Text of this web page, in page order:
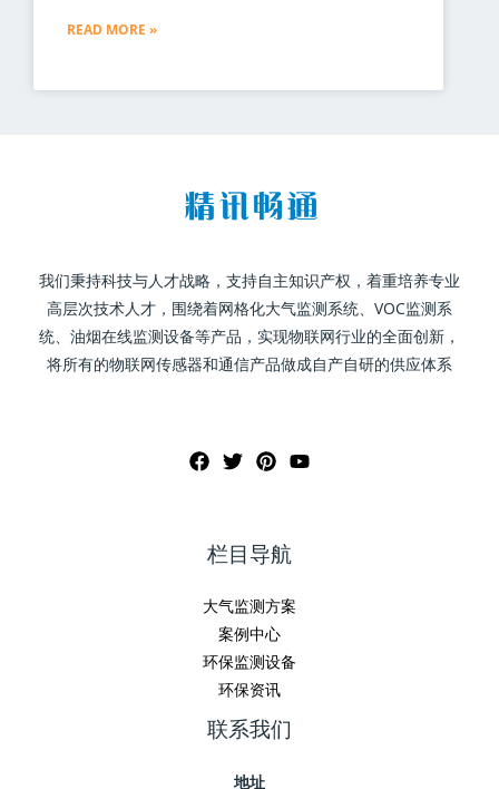
READ MORE »
我们秉持科技与人才战略，支持自主知识产权，着重培养专业
高层次技术人才，围绕着网格化大气监测系统、VOC监测系
统、油烟在线监测设备等产品，实现物联网行业的全面创新，
将所有的物联网传感器和通信产品做成自产自研的供应体系
栏目导航
大气监测方案
案例中心
环保监测设备
环保资讯
联系我们
地址